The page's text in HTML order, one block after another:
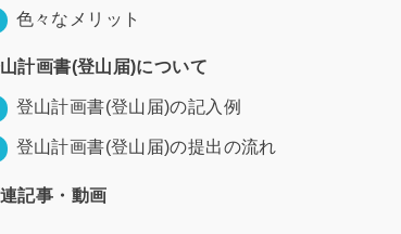
色々なメリット
計画書(登山届)について
登山計画書(登山届)の記入例
登山計画書(登山届)の提出の流れ
記事・動画